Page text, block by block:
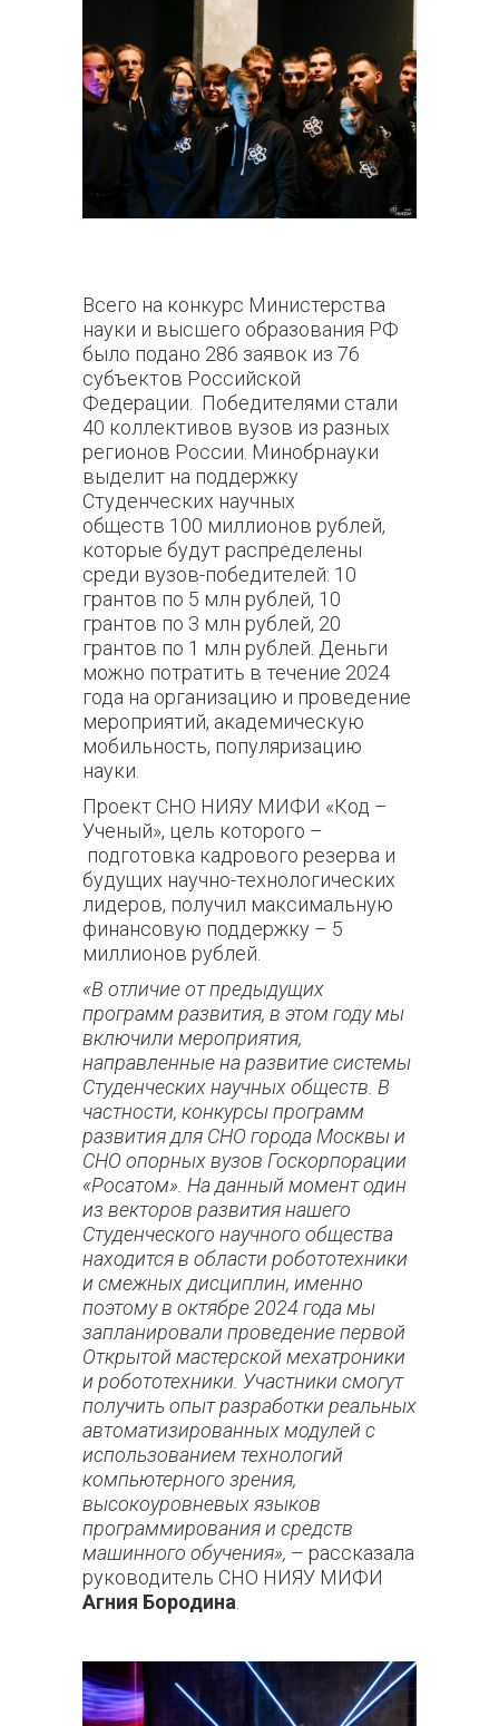
Всего на конкурс Министерства
науки и высшего образования РФ
было подано 286 заявок из 76
субъектов Российской
Федерации. Победителями стали
40 коллективов вузов из разных
регионов России. Минобрнауки
выделит на поддержку
Студенческих научных
обществ 100 миллионов рублей,
которые будут распределены
среди вузов-победителей: 10
грантов по 5 млн рублей, 10
грантов по 3 млн рублей, 20
грантов по 1 млн рублей. Деньги
можно потратить в течение 2024
года на организацию и проведение
мероприятий, академическую
мобильность, популяризацию
науки.
Проект СНО НИЯУ МИФИ «Код –
Ученый», цель которого –
подготовка кадрового резерва и
будущих научно-технологических
лидеров, получил максимальную
финансовую поддержку – 5
миллионов рублей.
«В отличие от предыдущих
программ развития, в этом году мы
включили мероприятия,
направленные на развитие системы
Студенческих научных обществ. В
частности, конкурсы программ
развития для СНО города Москвы и
СНО опорных вузов Госкорпорации
«Росатом». На данный момент один
из векторов развития нашего
Студенческого научного общества
находится в области робототехники
и смежных дисциплин, именно
поэтому в октябре 2024 года мы
запланировали проведение первой
Открытой мастерской мехатроники
и робототехники. Участники смогут
получить опыт разработки реальных
автоматизированных модулей с
использованием технологий
компьютерного зрения,
высокоуровневых языков
программирования и средств
машинного обучения», – рассказала
руководитель СНО НИЯУ МИФИ
Агния Бородина